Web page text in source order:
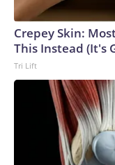
llevar su proceso
de salud, según
Internacional.
tanto Afiuni como su
2013, Afiuni obtuvo
requisitos, como
no salir del país, no
escribir en redes
completo en marzo
Crepey Skin:
This Instead (It's
Tri Lift